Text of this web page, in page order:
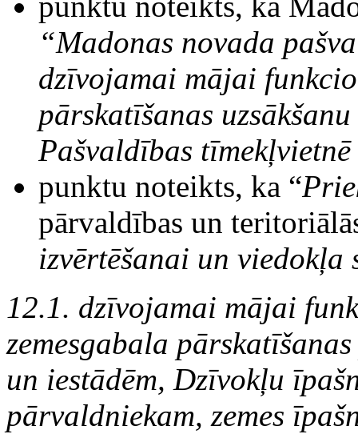
“Madonas novada
dzīvojamai mājai
pārskatīšanas
Pašvaldības
punktu noteikts, ka “
pārvaldības un
izvērtēšanai un viedokļa
12.1. dzīvojamai mājai
zemesgabala
un iestādēm, Dzīvokļu
pārvaldniekam, zemes